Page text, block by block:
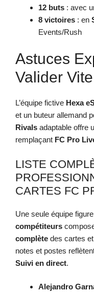
12 buts : avec
8 victoires : en
Events/Rush
Astuces
Valider Vite
L’équipe fictive Hexa
et un buteur allemand
Rivals adaptable offre
remplaçant FC Pro
LISTE
CARTES FC
Une seule équipe
compétiteurs
complète des cartes
notes et postes
Suivi en direct.
Alejandro